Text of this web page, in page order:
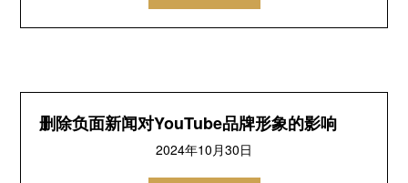
删除负面新闻对YouTube品牌形象的影响
2024年10月30日